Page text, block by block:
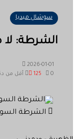
سوشال ميديا
الشرطة:
2026-01-01
0
125 أقل من
الشرطة